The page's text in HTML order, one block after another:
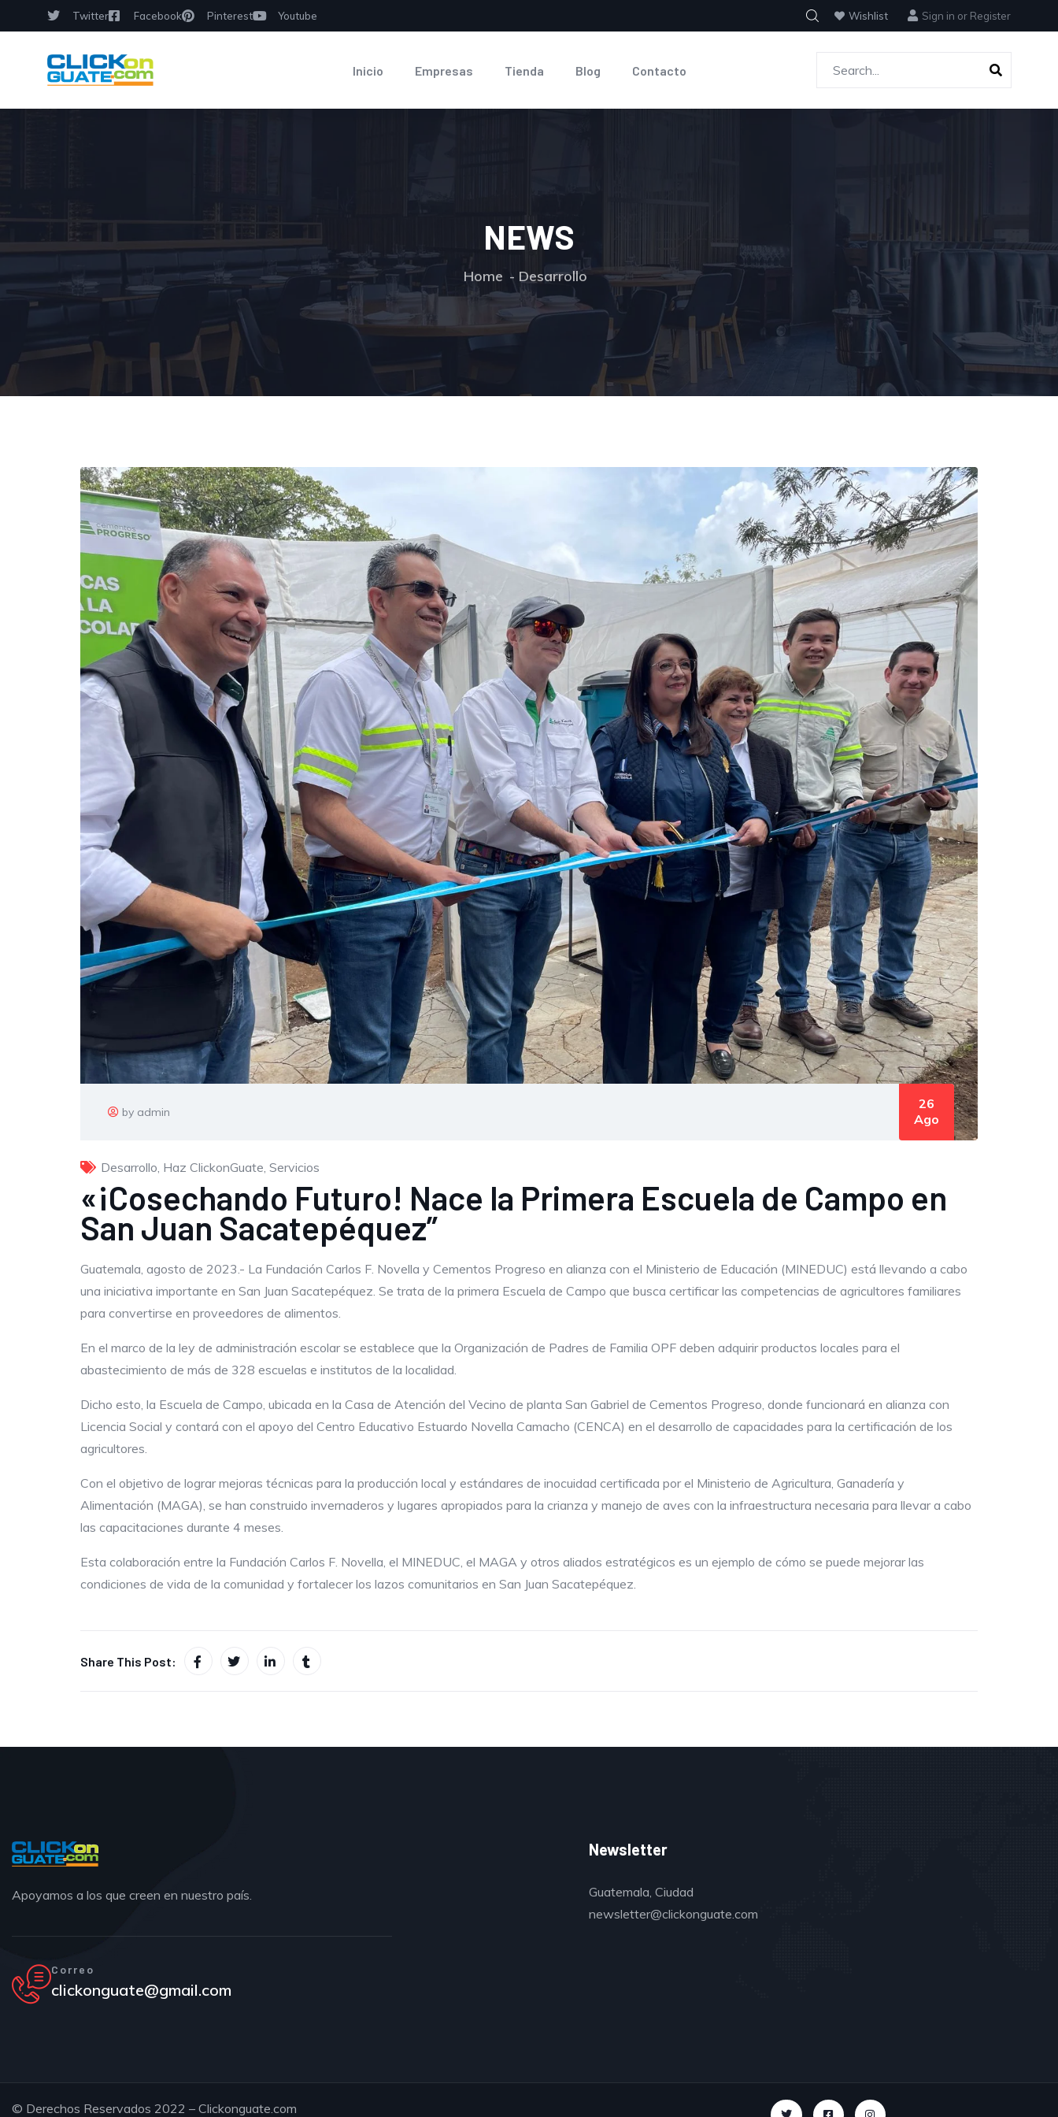
Twitter Facebook Pinterest Youtube Wishlist Sign in or Register
Inicio Empresas Tienda Blog Contacto
NEWS
Home Desarrollo
by admin
26
Ago
Desarrollo, Haz ClickonGuate, Servicios
«¡Cosechando Futuro! Nace la Primera Escuela de Campo en
San Juan Sacatepéquez”
Guatemala, agosto de 2023.- La Fundación Carlos F. Novella y Cementos Progreso en alianza con el Ministerio de Educación (MINEDUC) está llevando a cabo
una iniciativa importante en San Juan Sacatepéquez. Se trata de la primera Escuela de Campo que busca certificar las competencias de agricultores familiares
para convertirse en proveedores de alimentos.
En el marco de la ley de administración escolar se establece que la Organización de Padres de Familia OPF deben adquirir productos locales para el
abastecimiento de más de 328 escuelas e institutos de la localidad.
Dicho esto, la Escuela de Campo, ubicada en la Casa de Atención del Vecino de planta San Gabriel de Cementos Progreso, donde funcionará en alianza con
Licencia Social y contará con el apoyo del Centro Educativo Estuardo Novella Camacho (CENCA) en el desarrollo de capacidades para la certificación de los
agricultores.
Con el objetivo de lograr mejoras técnicas para la producción local y estándares de inocuidad certificada por el Ministerio de Agricultura, Ganadería y
Alimentación (MAGA), se han construido invernaderos y lugares apropiados para la crianza y manejo de aves con la infraestructura necesaria para llevar a cabo
las capacitaciones durante 4 meses.
Esta colaboración entre la Fundación Carlos F. Novella, el MINEDUC, el MAGA y otros aliados estratégicos es un ejemplo de cómo se puede mejorar las
condiciones de vida de la comunidad y fortalecer los lazos comunitarios en San Juan Sacatepéquez.
Share This Post:
Apoyamos a los que creen en nuestro país.
Correo
clickonguate@gmail.com
Newsletter
Guatemala, Ciudad
newsletter@clickonguate.com
© Derechos Reservados 2022 – Clickonguate.com